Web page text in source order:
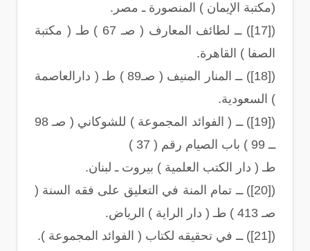
(مكتبة الإيمان ) المنصورة ـ مصر.
([17]) ــ لطائف المعارف ( صـ 67 ) طـ ( مكتبة
الصفا ) القاهرة.
([18]) ــ المنار المنيف ( صـ89 ) طـ ( دارالعاصمة
) السعودية.
([19]) ــ ( الفوائد المجموعة ) للشوكاني ( صـ 98
ــ 99 ) باب الصيام رقم ( 37 )
طـ ( دار الكتب العلمية ) بيروت ـ لبنان.
([20]) ــ تمام المنة في التعليق على فقه السنة (
صـ 413 ) طـ ( دار الراية ) الرياض.
([21]) ــ في تحقيقه لكتاب ( الفوائد المجموعة ).